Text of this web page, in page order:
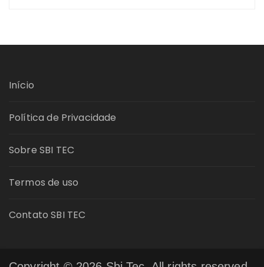
Início
Política de Privacidade
Sobre SBI TEC
Termos de uso
Contato SBI TEC